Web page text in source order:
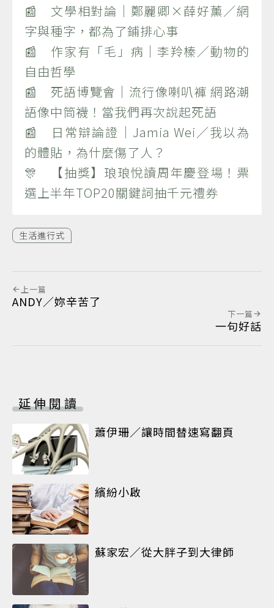
📰 文學相對論｜鄭麗卿×薛好薰／網
字與種字，都為了鋪排心事
📰 作家有「毛」病｜李羚榛／動物的
自由哲學
📰 死語博覽會｜流行像喇叭褲 網路潮
語像中筒襪！當我們再次說起死語
📰 日常辯論證｜Jamia Wei／我以為
的體貼，為什麼傷了人？
🎊 【抽獎】琅琅悅讀周年慶登場！票
選上半年TOP20關鍵詞抽千元禮券
生活進行式
上一篇
ANDY／妳辛苦了
下一篇
一句好話
延伸閱讀
蕭伊珊／讓時間替速寫翻頁
繽紛小啟
蘇家宏／從大胖子到大律師